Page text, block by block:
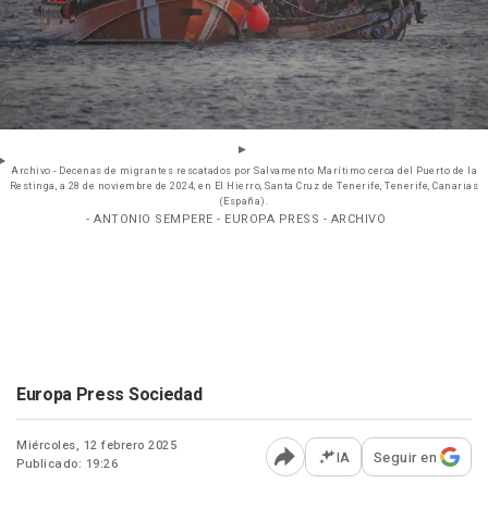
Archivo - Decenas de migrantes rescatados por Salvamento Marítimo cerca del Puerto de la
Restinga, a 28 de noviembre de 2024, en El Hierro, Santa Cruz de Tenerife, Tenerife, Canarias
(España).
- ANTONIO SEMPERE - EUROPA PRESS - ARCHIVO
Europa Press Sociedad
Miércoles, 12 febrero 2025
Publicado: 19:26
Abrir opciones para
IA Seguir en